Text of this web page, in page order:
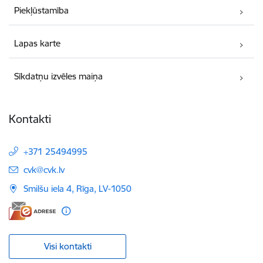
Piekļūstamība
Lapas karte
Sīkdatņu izvēles maiņa
Kontakti
+371 25494995
E-pasts:
cvk@cvk.lv
Smilšu iela 4, Rīga, LV-1050
Visi kontakti